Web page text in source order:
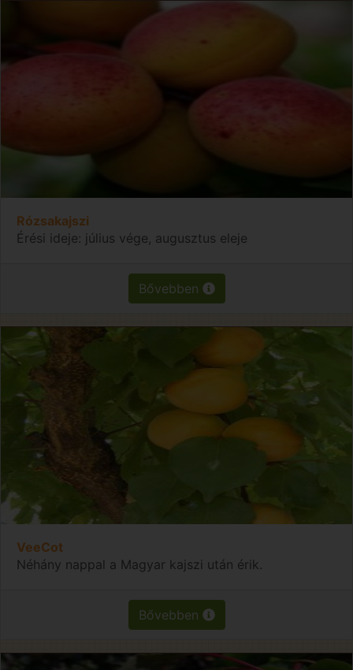
Rózsakajszi
Érési ideje: július vége, augusztus eleje
Bővebben
VeeCot
Néhány nappal a Magyar kajszi után érik.
Bővebben